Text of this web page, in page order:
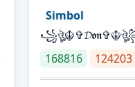
Simbol
168816
124203